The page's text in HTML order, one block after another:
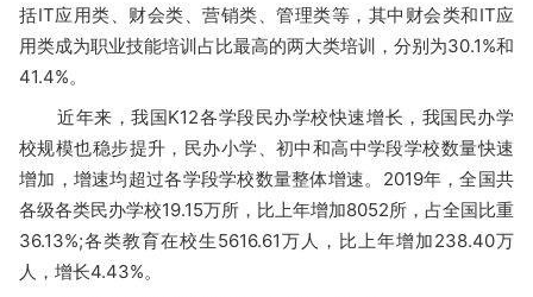
括IT应用类、财会类、营销类、管理类等，其中财会类和IT应
用类成为职业技能培训占比最高的两大类培训，分别为30.1%和
41.4%。
近年来，我国K12各学段民办学校快速增长，我国民办学
校规模也稳步提升，民办小学、初中和高中学段学校数量快速
增加，增速均超过各学段学校数量整体增速。 2019年，全国共
各级各类民办学校19.15万所，比上年增加8052所，占全国比重
36.13%;各类教育在校生5616.61万人，比上年增加238.40万
人，增长4.43%。